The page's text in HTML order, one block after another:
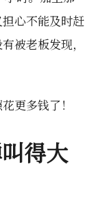
心不能及时赶
被老板发现，
更多钱了！
得大